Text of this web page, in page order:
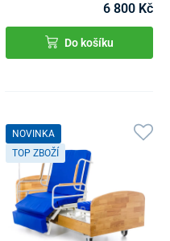
6 800 Kč
Do košíku
NOVINKA
TOP ZBOŽÍ